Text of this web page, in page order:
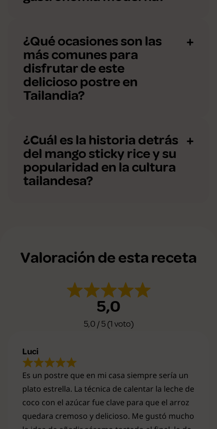
¿Qué ocasiones son las
más comunes para
disfrutar de este
delicioso postre en
Tailandia?
¿Cuál es la historia detrás
del mango sticky rice y su
popularidad en la cultura
tailandesa?
Valoración de esta receta
5,0
5,0 / 5 (1 voto)
Es un postre que en mi casa siempre sería un
plato estrella. La técnica de calentar la leche de
coco con el azúcar fue clave para que el arroz
quedara cremoso y delicioso. Me gustó mucho
Luci